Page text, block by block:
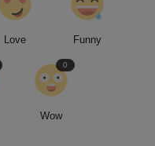
Love Funny
Wow
0